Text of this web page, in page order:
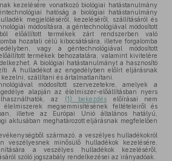
kezelésére vonatkozó biológiai hatástanulmány
hatóság a biológiai hatástanulmány
megjelöléséről, kezeléséről, szállításáról és
módosításra, a géntechnológiával módosított
előállított termékek zárt rendszerben való
hozatali célú kibocsátására, illetve forgalomba
vagy a géntechnológiával módosított
termékek behozatalára, valamint kivitelére
A biológiai hatástanulmányt a hasznosító
A hulladékot az engedélyben előírt eljárásnak
szállítani és ártalmatlanítani.
módosított szervezetekre, amelyek a
alapján az élelmiszer-előállításban nyers
az
(1) bekezdés előírásai nem
megsemmisítésének feltételeiről és
illetve az Európai Unió általános hatályú,
aktusában meghatározott eljárásnak megfelelően
származó, a veszélyes hulladékokról
veszélyesnek minősülő hulladékok kezelésére,
a veszélyes hulladékok kezeléséről,
szóló jogszabály rendelkezései az irányadóak.